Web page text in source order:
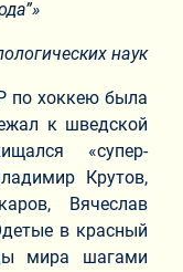
наук
по хоккею была
к шведской
«супер-
Крутов,
Вячеслав
в красный
мира шагами